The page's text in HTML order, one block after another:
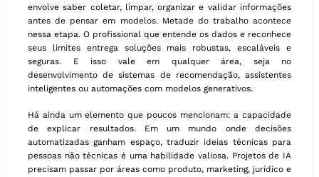
envolve saber coletar, limpar, organizar e validar informações
antes de pensar em modelos. Metade do trabalho acontece
nessa etapa. O profissional que entende os dados e reconhece
seus limites entrega soluções mais robustas, escaláveis e
seguras. E isso vale em qualquer área, seja no
desenvolvimento de sistemas de recomendação, assistentes
inteligentes ou automações com modelos generativos.
Há ainda um elemento que poucos mencionam: a capacidade
de explicar resultados. Em um mundo onde decisões
automatizadas ganham espaço, traduzir ideias técnicas para
pessoas não técnicas é uma habilidade valiosa. Projetos de IA
precisam passar por áreas como produto, marketing, jurídico e